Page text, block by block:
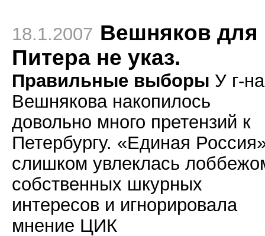
18.1.2007 Вешняков для
Питера не указ.
Правильные выборы У г-на
Вешнякова накопилось
довольно много претензий к
Петербургу. «Единая
слишком увлеклась
собственных шкурных
интересов и игнорировала
мнение ЦИК